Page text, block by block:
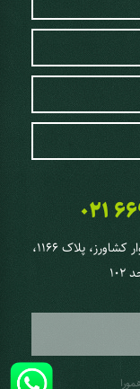
021
تهران، خیابان کارگر شمالی، بین نصرت و بلوار کشاورز، پلاک 1166،